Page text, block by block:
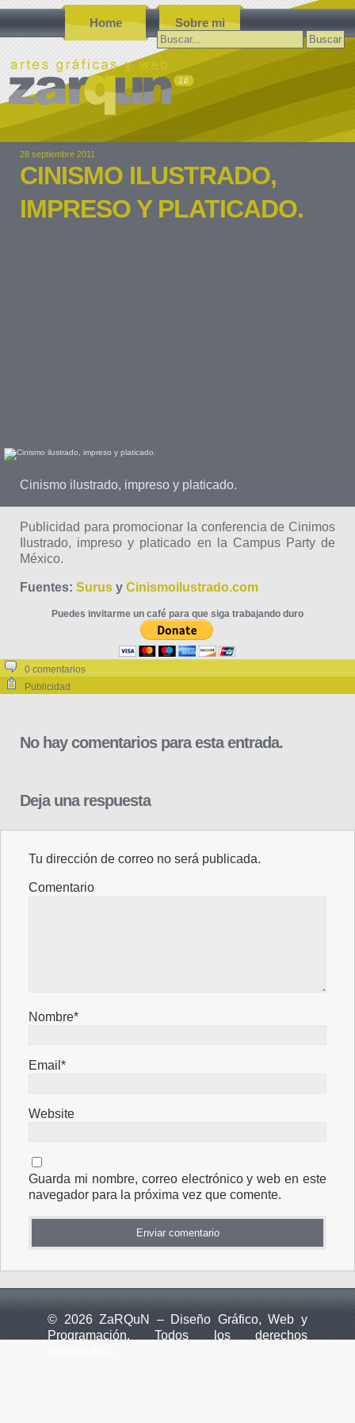
Home Sobre mi
Buscar:
28 septiembre 2011
CINISMO ILUSTRADO,
IMPRESO Y PLATICADO.
Cinismo ilustrado, impreso y platicado.
Publicidad para promocionar la conferencia de Cinimos
Ilustrado, impreso y platicado en la Campus Party de
México.
Fuentes: Surus y Cinismoilustrado.com
Puedes invitarme un café para que siga trabajando duro
0 comentarios
Publicidad
No hay comentarios para esta entrada.
Deja una respuesta
Tu dirección de correo no será publicada.
Comentario
Nombre*
Email*
Website
Guarda mi nombre, correo electrónico y web en este
navegador para la próxima vez que comente.
© 2026 ZaRQuN – Diseño Gráfico, Web y
Programación. Todos los derechos